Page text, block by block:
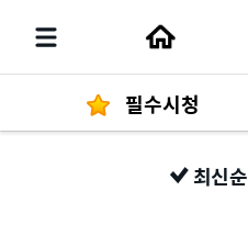
필수시청
최신순